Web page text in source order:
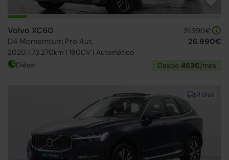
Volvo XC60
D4 Momemtum Pro Aut.
2020 | 73.270km | 190CV | Automático
31.990€
26.990€
Diésel Desde 453€/mes
3 días